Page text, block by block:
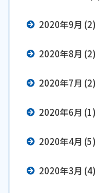
2020年9月 (2)
2020年8月 (2)
2020年7月 (2)
2020年6月 (1)
2020年4月 (5)
2020年3月 (4)